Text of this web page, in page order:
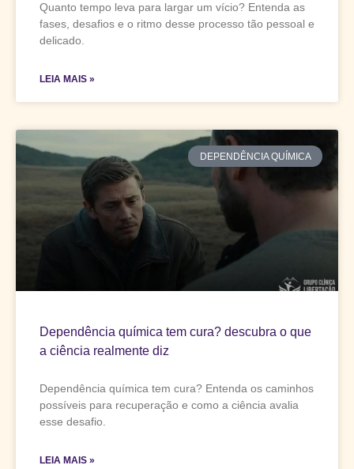
Quanto tempo leva para largar um vício? Entenda as
fases, desafios e o ritmo desse processo tão pessoal e
delicado.
LEIA MAIS »
DEPENDÊNCIA QUÍMICA
Dependência química tem cura? descubra o que
a ciência realmente diz
Dependência química tem cura? Entenda os caminhos
possíveis para recuperação e como a ciência avalia
esse desafio.
LEIA MAIS »